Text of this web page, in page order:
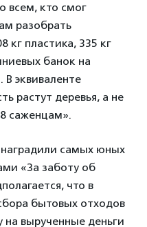
всем, кто смог
разобрать
кг пластика, 335 кг
банок на
эквиваленте
растут деревья, а не
саженцам».
самых юных
«За заботу об
что в
бытовых отходов
на вырученные деньги